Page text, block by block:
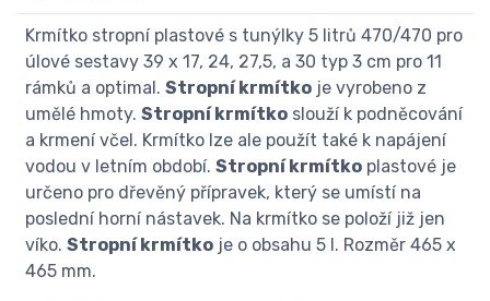
Krmítko stropní plastové s tunýlky 5 litrů 470/470 pro
úlové sestavy 39 x 17, 24, 27,5, a 30 typ 3 cm pro 11
rámků a optimal. Stropní krmítko je vyrobeno z
umělé hmoty. Stropní krmítko slouží k podněcování
a krmení včel. Krmítko lze ale použít také k napájení
vodou v letním období. Stropní krmítko plastové je
určeno pro dřevěný přípravek, který se umístí na
poslední horní nástavek. Na krmítko se položí již jen
víko. Stropní krmítko je o obsahu 5 l. Rozměr 465 x
465 mm.